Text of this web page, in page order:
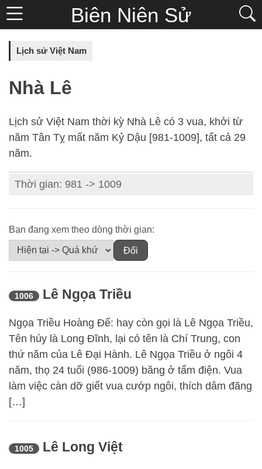
Biên Niên Sử
Lịch sử Việt Nam
Nhà Lê
Lịch sử Việt Nam thời kỳ Nhà Lê có 3 vua, khởi từ
năm Tân Tỵ mất năm Kỷ Dậu [981-1009], tất cả 29
năm.
Thời gian: 981 -> 1009
Bạn đang xem theo dòng thời gian:
1006 Lê Ngọa Triều
Ngọa Triều Hoàng Đế: hay còn gọi là Lê Ngọa Triều,
Tên húy là Long Đĩnh, lại có tên là Chí Trung, con
thứ năm của Lê Đại Hành. Lê Ngọa Triều ở ngôi 4
năm, thọ 24 tuổi (986-1009) băng ở tẩm điện. Vua
làm việc càn dỡ giết vua cướp ngôi, thích dâm đãng
[…]
1005 Lê Long Việt